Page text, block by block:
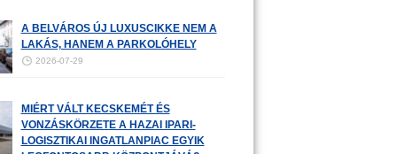
A BELVÁROS ÚJ LUXUSCIKKE NEM A
LAKÁS, HANEM A PARKOLÓHELY
2026-07-29
MIÉRT VÁLT KECSKEMÉT ÉS
VONZÁSKÖRZETE A HAZAI IPARI-
LOGISZTIKAI INGATLANPIAC EGYIK